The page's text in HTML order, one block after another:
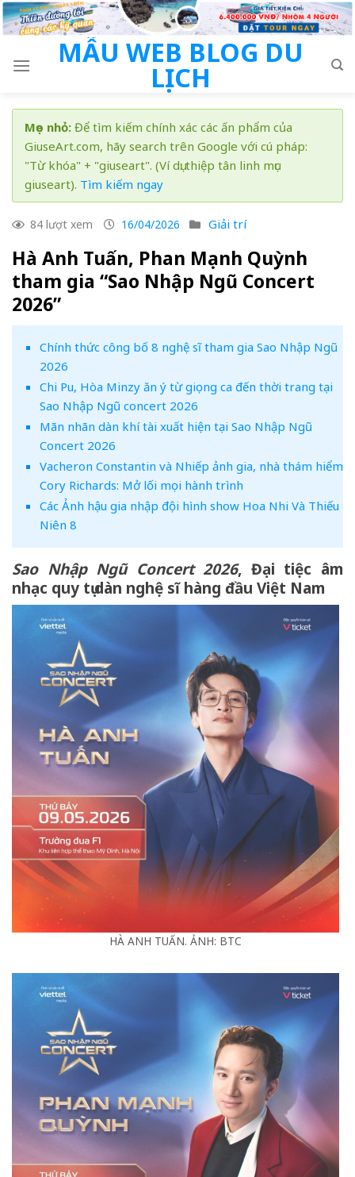
Skip
to
MẪU WEB BLOG DU
LỊCH
Mẹo nhỏ: Để tìm kiếm chính xác các ấn phẩm của
GiuseArt.com, hãy search trên Google với cú pháp:
"Từ khóa" + "giuseart". (Ví dụ: thiệp tân linh mục
giuseart). Tìm kiếm ngay
84 lượt xem 16/04/2026 Giải trí
Hà Anh Tuấn, Phan Mạnh Quỳnh
tham gia “Sao Nhập Ngũ Concert
2026”
Chính thức công bố 8 nghệ sĩ tham gia Sao Nhập Ngũ
2026
Chi Pu, Hòa Minzy ăn ý từ giọng ca đến thời trang tại
Sao Nhập Ngũ concert 2026
Mãn nhãn dàn khí tài xuất hiện tại Sao Nhập Ngũ
Concert 2026
Vacheron Constantin và Nhiếp ảnh gia, nhà thám hiểm
Cory Richards: Mở lối mọi hành trình
Các Ảnh hậu gia nhập đội hình show Hoa Nhi Và Thiếu
Niên 8
Sao Nhập Ngũ Concert 2026, Đại tiệc âm
nhạc quy tụ dàn nghệ sĩ hàng đầu Việt Nam
HÀ ANH TUẤN. ẢNH: BTC